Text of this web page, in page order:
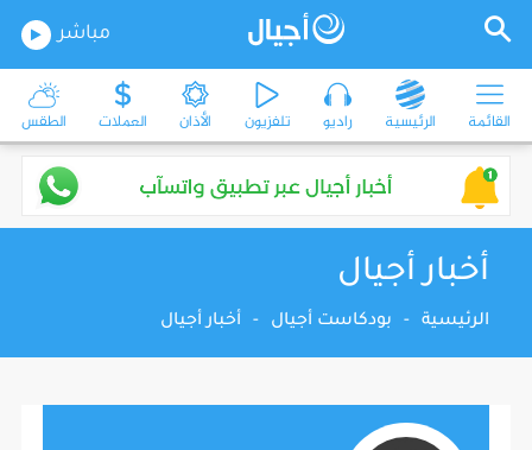
مباشر
القائمة الرئيسية راديو تلفزيون الأذان العملات الطقس
أخبار أجيال
الرئيسية - بودكاست أجيال - أخبار أجيال